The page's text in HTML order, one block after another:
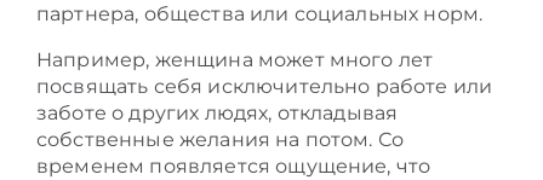
партнера, общества или социальных норм.
Например, женщина может много лет
посвящать себя исключительно работе или
заботе о других людях, откладывая
собственные желания на потом. Со
временем появляется ощущение, что